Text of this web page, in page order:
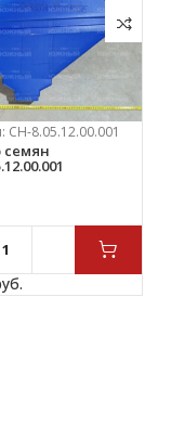
СН-8.05.12.00.001
семян